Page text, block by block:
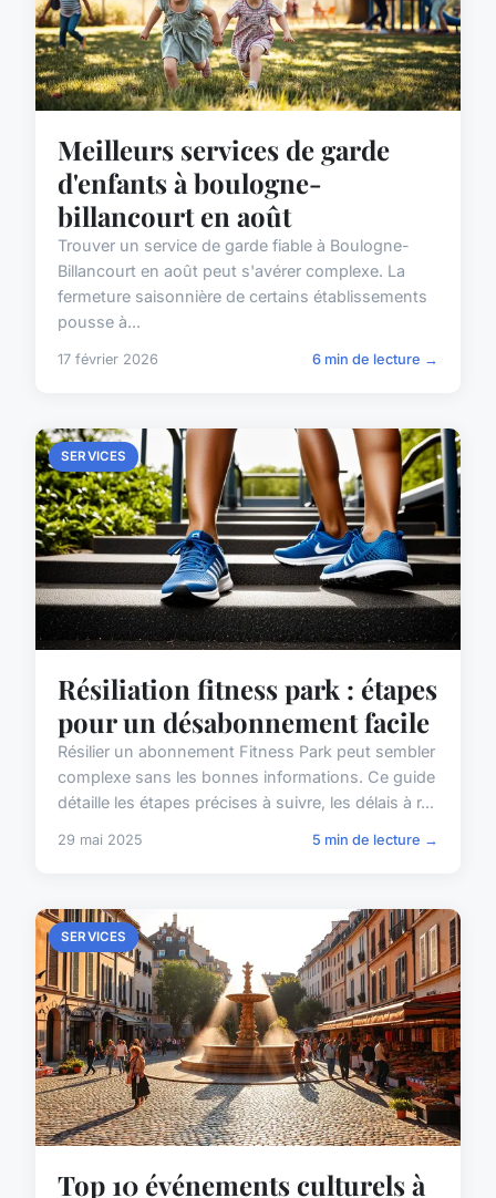
Meilleurs services de garde
d'enfants à boulogne-
billancourt en août
Trouver un service de garde fiable à Boulogne-
Billancourt en août peut s'avérer complexe. La
fermeture saisonnière de certains établissements
pousse à...
17 février 2026 6 min de lecture →
SERVICES
Résiliation fitness park : étapes
pour un désabonnement facile
Résilier un abonnement Fitness Park peut sembler
complexe sans les bonnes informations. Ce guide
détaille les étapes précises à suivre, les délais à r...
29 mai 2025 5 min de lecture →
SERVICES
Top 10 événements culturels à